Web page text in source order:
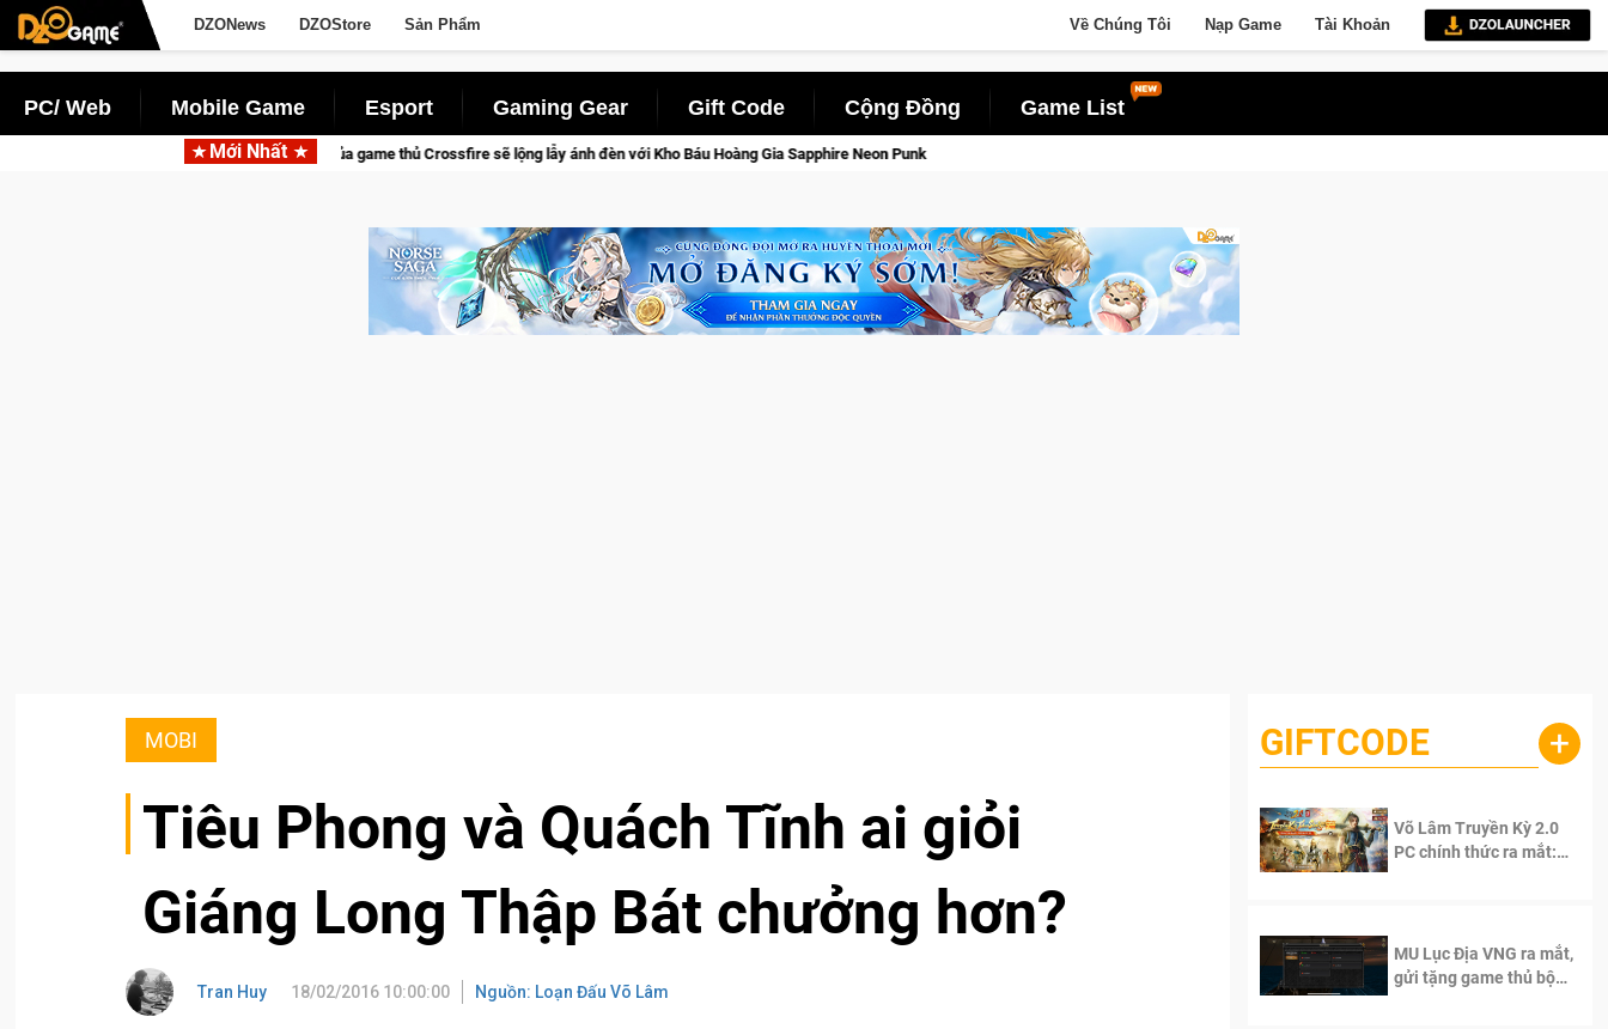
DZONews DZOStore Sản Phẩm Về Chúng Tôi Nạp Game Tài Khoản
PC/ Web Mobile Game Esport Gaming Gear Gift Code Cộng Đồng Game List
Mới Nhất
Trang bị của game thủ Crossfire sẽ lộng lẫy ánh đèn với Kho Báu Hoàng Gia Sapphire Neon Punk
MOBI
Tiêu Phong và Quách Tĩnh ai giỏi
Giáng Long Thập Bát chưởng hơn?
Tran Huy 18/02/2016 10:00:00 Nguồn: Loạn Đấu Võ Lâm
GIFTCODE +
Võ Lâm Truyền Kỳ 2.0
PC chính thức ra mắt:
MU Lục Địa VNG ra mắt,
gửi tặng game thủ bộ